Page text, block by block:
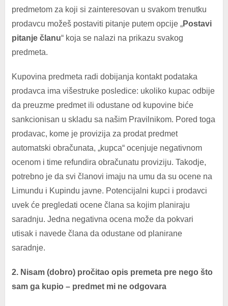
predmetom za koji si zainteresovan u svakom trenutku
prodavcu možeš postaviti pitanje putem opcije „Postavi
pitanje članu“ koja se nalazi na prikazu svakog
predmeta.
Kupovina predmeta radi dobijanja kontakt podataka
prodavca ima višestruke posledice: ukoliko kupac odbije
da preuzme predmet ili odustane od kupovine biće
sankcionisan u skladu sa našim Pravilnikom. Pored toga
prodavac, kome je provizija za prodat predmet
automatski obračunata, „kupca“ ocenjuje negativnom
ocenom i time refundira obračunatu proviziju. Takodje,
potrebno je da svi članovi imaju na umu da su ocene na
Limundu i Kupindu javne. Potencijalni kupci i prodavci
uvek će pregledati ocene člana sa kojim planiraju
saradnju. Jedna negativna ocena može da pokvari
utisak i navede člana da odustane od planirane
saradnje.
2. Nisam (dobro) pročitao opis premeta pre nego što
sam ga kupio – predmet mi ne odgovara